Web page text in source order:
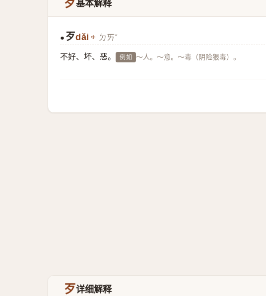
歹基本解释
● 歹dǎi ㄉㄞˇ
不好、坏、恶。 例如 ～人。～意。～毒（阴险狠毒）。
歹详细解释